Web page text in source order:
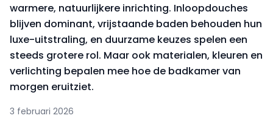
warmere, natuurlijkere inrichting. Inloopdouches
blijven dominant, vrijstaande baden behouden hun
luxe-uitstraling, en duurzame keuzes spelen een
steeds grotere rol. Maar ook materialen, kleuren en
verlichting bepalen mee hoe de badkamer van
morgen eruitziet.
3 februari 2026